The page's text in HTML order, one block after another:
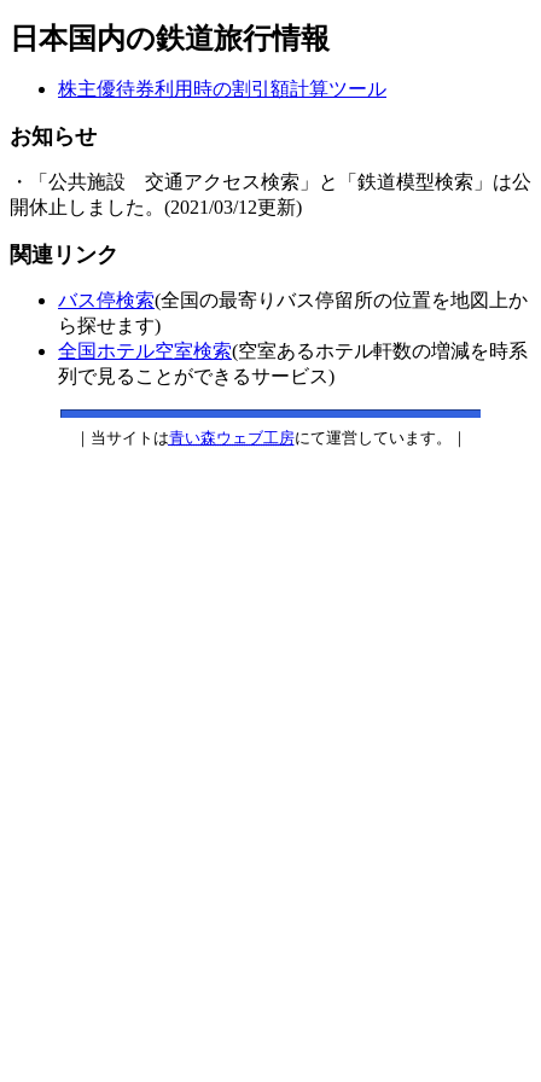
日本国内の鉄道旅行情報
株主優待券利用時の割引額計算ツール
お知らせ
・「公共施設 交通アクセス検索」と「鉄道模型検索」は公
開休止しました。(2021/03/12更新)
関連リンク
バス停検索(全国の最寄りバス停留所の位置を地図上か
ら探せます)
全国ホテル空室検索(空室あるホテル軒数の増減を時系
列で見ることができるサービス)
｜当サイトは青い森ウェブ工房にて運営しています。｜